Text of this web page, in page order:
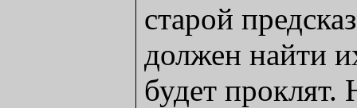
старой
должен найти
будет